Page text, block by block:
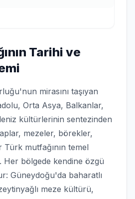
Tarihi ve
mirasını taşıyan
Orta Asya, Balkanlar,
kültürlerinin sentezinden
mezeler, börekler,
mutfağının temel
Her bölgede kendine özgü
Güneydoğu'da baharatlı
meze kültürü,